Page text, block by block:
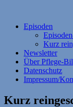
Episoden
Kurz
Newsletter
Über Pflege-
Datenschutz
Impressum/
Kurz